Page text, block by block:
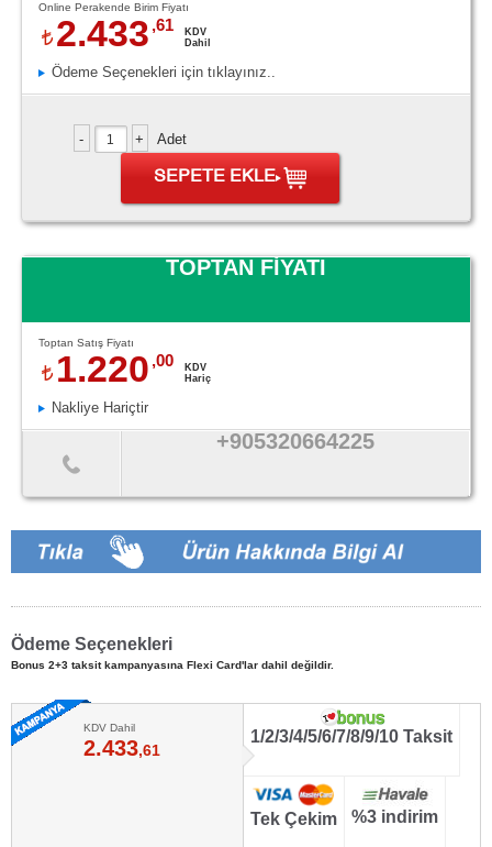
Online Perakende Birim Fiyatı
2.433 ,61
KDV
Dahil
Ödeme Seçenekleri için tıklayınız..
Adet
SEPETE EKLE
TOPTAN FİYATI
Toptan Satış Fiyatı
1.220 ,00
KDV
Hariç
Nakliye Hariçtir
+905320664225
Ödeme Seçenekleri
Bonus 2+3 taksit kampanyasına Flexi Card'lar dahil değildir.
KDV Dahil
2.433,61
1/2/3/4/5/6/7/8/9/10 Taksit
Tek Çekim %3 indirim